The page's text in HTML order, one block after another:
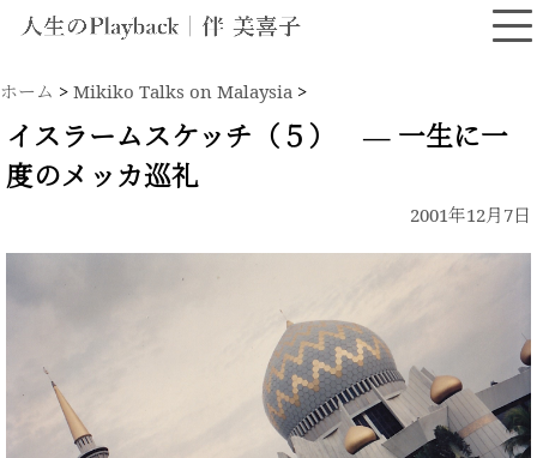
ホーム > Mikiko Talks on Malaysia >
イスラームスケッチ（５） ― 一生に一
度のメッカ巡礼
2001年12月7日